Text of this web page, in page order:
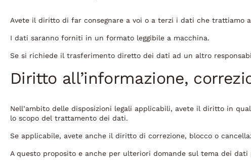
Avete il diritto di far consegnare a voi o a terzi i dati che trattiamo
I dati saranno forniti in un formato leggibile a macchina.
Se si richiede il trasferimento diretto dei dati ad un altro
Diritto all’informazione,
Nell’ambito delle disposizioni legali applicabili, avete il diritto in
lo scopo del trattamento dei dati.
Se applicabile, avete anche il diritto di correzione, blocco o
A questo proposito e anche per ulteriori domande sul tema dei